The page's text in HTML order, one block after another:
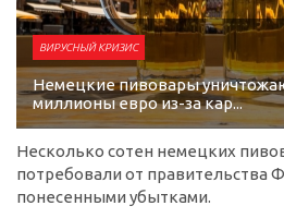
ВИРУСНЫЙ КРИЗИС
Немецкие пивовары
миллионы евро из-за кар...
Несколько сотен немецких
потребовали от правительства
понесенными убытками.